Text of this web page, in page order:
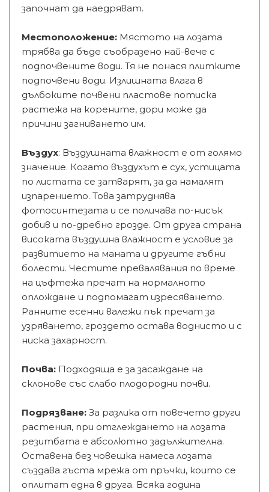
започнат да наедряват.
Местоположение: Мястото на лозата
трябва да бъде съобразено най-вече с
подпочвените води. Тя не понася плитките
подпочвени води. Излишната влага в
дълбоките почвени пластове потиска
растежа на корените, дори може да
причини загниването им.
Въздух: Въздушната влажност е от голямо
значение. Когато въздухът е сух, устицата
по листата се затварят, за да намалят
изпарението. Това затруднява
фотосинтезата и се поличава по-нисък
добив и по-дребно грозде. От друга страна
високата въздушна влажност е условие за
развитието на маната и другите гъбни
болести. Честите превалявания по време
на цъфтежа пречат на нормалното
оплождане и подпомагат изресяването.
Ранните есенни валежи пък пречат за
узряването, гроздето остава воднисто и с
ниска захарност.
Почва: Подходяща е за засаждане на
склонове със слабо плодородни почви.
Подрязване: За разлика от повечето други
растения, при отглеждането на лозата
резитбата е абсолютно задължителна.
Оставена без човешка намеса лозата
създава гъста мрежа от пръчки, които се
оплитат една в друга. Всяка година